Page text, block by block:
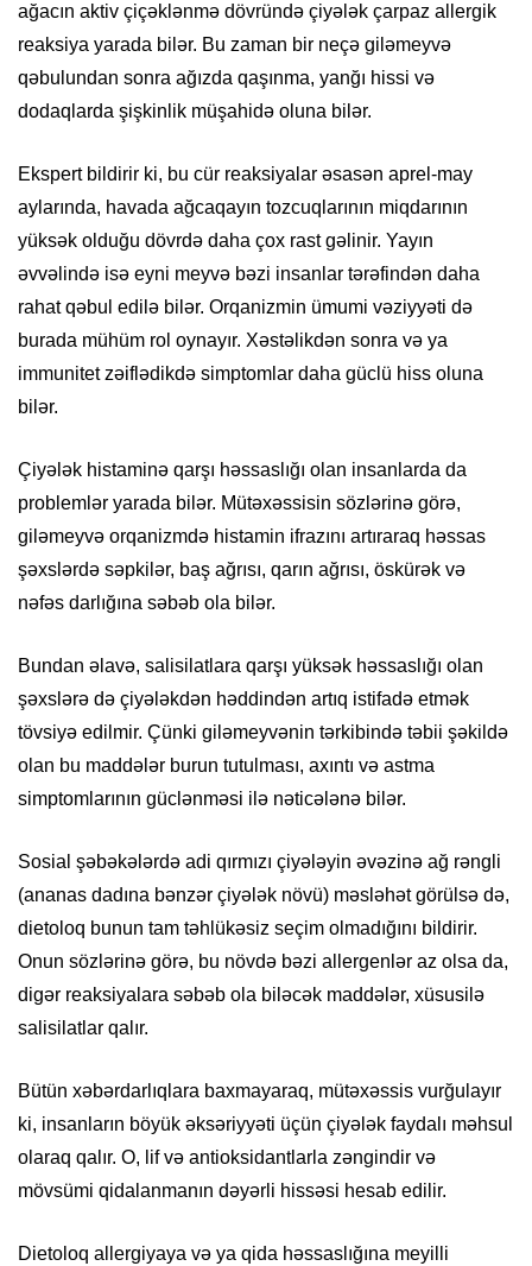
ağacın aktiv çiçəklənmə dövründə çiyələk çarpaz allergik
reaksiya yarada bilər. Bu zaman bir neçə giləmeyvə
qəbulundan sonra ağızda qaşınma, yanğı hissi və
dodaqlarda şişkinlik müşahidə oluna bilər.
Ekspert bildirir ki, bu cür reaksiyalar əsasən aprel-may
aylarında, havada ağcaqayın tozcuqlarının miqdarının
yüksək olduğu dövrdə daha çox rast gəlinir. Yayın
əvvəlində isə eyni meyvə bəzi insanlar tərəfindən daha
rahat qəbul edilə bilər. Orqanizmin ümumi vəziyyəti də
burada mühüm rol oynayır. Xəstəlikdən sonra və ya
immunitet zəiflədikdə simptomlar daha güclü hiss oluna
bilər.
Çiyələk histaminə qarşı həssaslığı olan insanlarda da
problemlər yarada bilər. Mütəxəssisin sözlərinə görə,
giləmeyvə orqanizmdə histamin ifrazını artıraraq həssas
şəxslərdə səpkilər, baş ağrısı, qarın ağrısı, öskürək və
nəfəs darlığına səbəb ola bilər.
Bundan əlavə, salisilatlara qarşı yüksək həssaslığı olan
şəxslərə də çiyələkdən həddindən artıq istifadə etmək
tövsiyə edilmir. Çünki giləmeyvənin tərkibində təbii şəkildə
olan bu maddələr burun tutulması, axıntı və astma
simptomlarının güclənməsi ilə nəticələnə bilər.
Sosial şəbəkələrdə adi qırmızı çiyələyin əvəzinə ağ rəngli
(ananas dadına bənzər çiyələk növü) məsləhət görülsə də,
dietoloq bunun tam təhlükəsiz seçim olmadığını bildirir.
Onun sözlərinə görə, bu növdə bəzi allergenlər az olsa da,
digər reaksiyalara səbəb ola biləcək maddələr, xüsusilə
salisilatlar qalır.
Bütün xəbərdarlıqlara baxmayaraq, mütəxəssis vurğulayır
ki, insanların böyük əksəriyyəti üçün çiyələk faydalı məhsul
olaraq qalır. O, lif və antioksidantlarla zəngindir və
mövsümi qidalanmanın dəyərli hissəsi hesab edilir.
Dietoloq allergiyaya və ya qida həssaslığına meyilli